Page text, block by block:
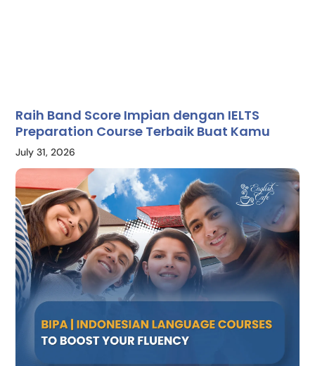
Raih Band Score Impian dengan IELTS
Preparation Course Terbaik Buat Kamu
July 31, 2026